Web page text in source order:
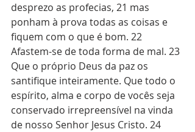
desprezo as profecias, 21 mas
ponham à prova todas as coisas e
fiquem com o que é bom. 22
Afastem-se de toda forma de mal. 23
Que o próprio Deus da paz os
santifique inteiramente. Que todo o
espírito, alma e corpo de vocês seja
conservado irrepreensível na vinda
de nosso Senhor Jesus Cristo. 24